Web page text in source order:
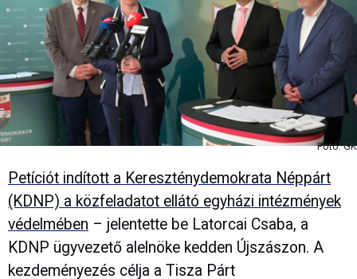
Fotó: GK
Petíciót indított a Kereszténydemokrata Néppárt
(KDNP) a közfeladatot ellátó egyházi intézmények
védelmében – jelentette be Latorcai Csaba, a
KDNP ügyvezető alelnöke kedden Újszászon. A
kezdeményezés célja a Tisza Párt